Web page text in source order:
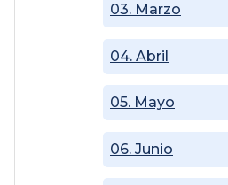
03. Marzo
04. Abril
05. Mayo
06. Junio